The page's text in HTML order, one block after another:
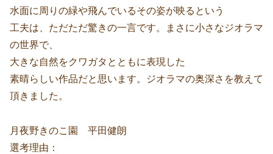
水面に周りの緑や飛んでいるその姿が映るという
工夫は、ただただ驚きの一言です。まさに小さなジオラマ
の世界で、
大きな自然をクワガタとともに表現した
素晴らしい作品だと思います。ジオラマの奥深さを教えて
頂きました。
月夜野きのこ園 平田健朗
選考理由：